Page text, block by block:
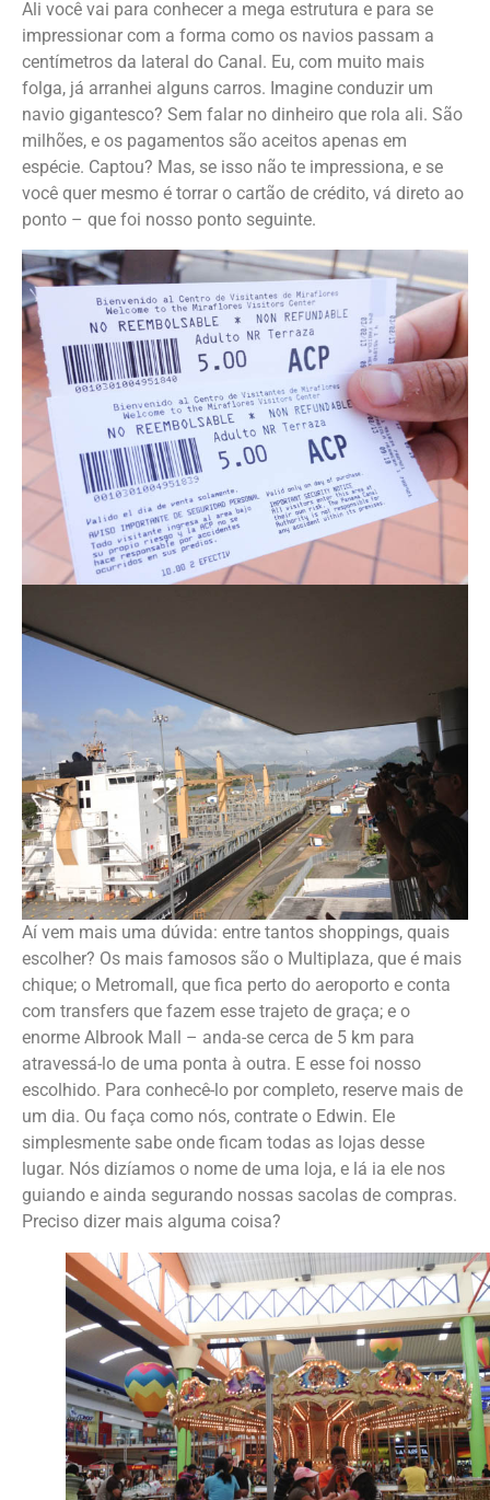
Ali você vai para conhecer a mega estrutura e para se
impressionar com a forma como os navios passam a
centímetros da lateral do Canal. Eu, com muito mais
folga, já arranhei alguns carros. Imagine conduzir um
navio gigantesco? Sem falar no dinheiro que rola ali. São
milhões, e os pagamentos são aceitos apenas em
espécie. Captou? Mas, se isso não te impressiona, e se
você quer mesmo é torrar o cartão de crédito, vá direto ao
ponto – que foi nosso ponto seguinte.
Aí vem mais uma dúvida: entre tantos shoppings, quais
escolher? Os mais famosos são o Multiplaza, que é mais
chique; o Metromall, que fica perto do aeroporto e conta
com transfers que fazem esse trajeto de graça; e o
enorme Albrook Mall – anda-se cerca de 5 km para
atravessá-lo de uma ponta à outra. E esse foi nosso
escolhido. Para conhecê-lo por completo, reserve mais de
um dia. Ou faça como nós, contrate o Edwin. Ele
simplesmente sabe onde ficam todas as lojas desse
lugar. Nós dizíamos o nome de uma loja, e lá ia ele nos
guiando e ainda segurando nossas sacolas de compras.
Preciso dizer mais alguma coisa?